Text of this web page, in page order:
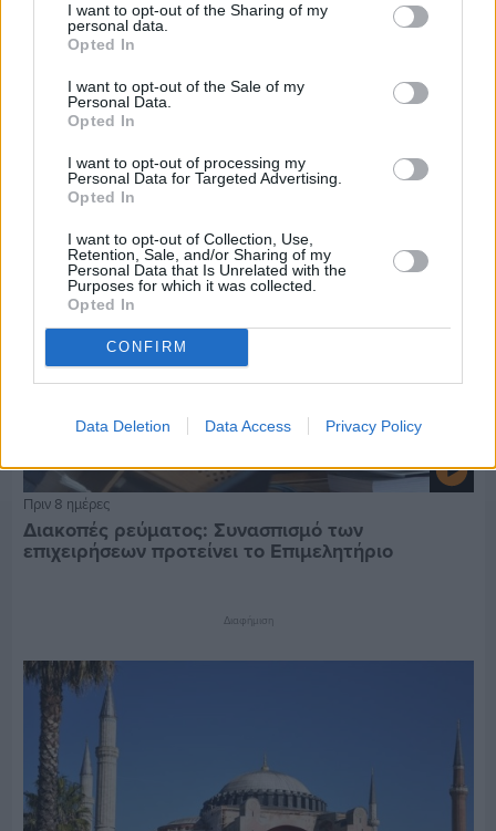
I want to opt-out of the Sharing of my
personal data.
Opted In
I want to opt-out of the Sale of my
Personal Data.
Opted In
I want to opt-out of processing my
Personal Data for Targeted Advertising.
Opted In
I want to opt-out of Collection, Use,
Retention, Sale, and/or Sharing of my
Personal Data that Is Unrelated with the
Purposes for which it was collected.
Opted In
CONFIRM
Data Deletion Data Access Privacy Policy
Εργασίες ασφαλτόστρωσης σε τρεις οδούς του
Βαρβασίου
Πριν 8 ημέρες
Διακοπές ρεύματος: Συνασπισμό των
επιχειρήσεων προτείνει το Επιμελητήριο
Διαφήμιση